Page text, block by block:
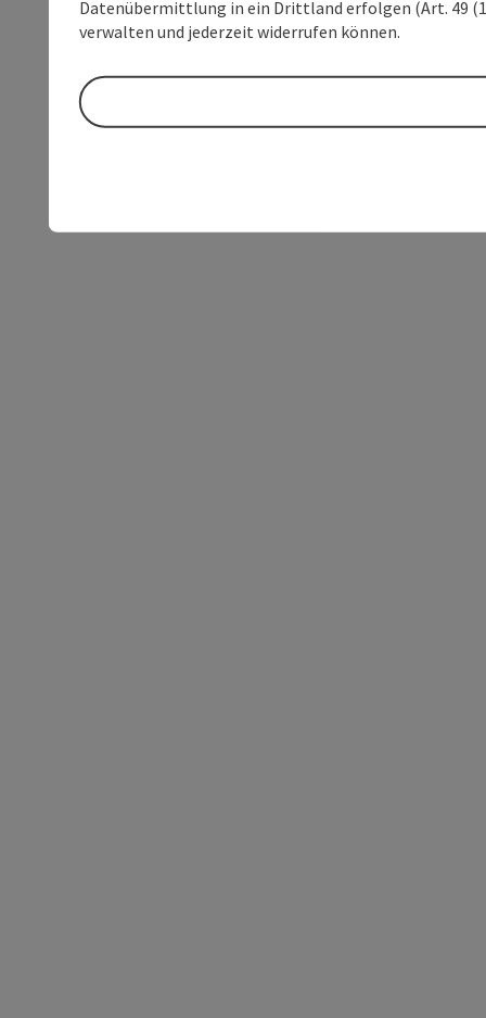
Datenübermittlung in ein Drittland erfolgen (Art. 49
verwalten und jederzeit widerrufen können.